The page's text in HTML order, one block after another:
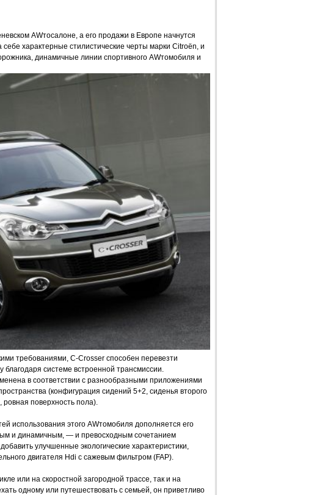
AWтосалоне, а его продажи в Европе начнутся
характерные стилистические черты марки Citroën, и
динамичные линии спортивного AWтомобиля и
требованиями, C-Crosser способен перевезти
системе встроенной трансмиссии.
в соответствии с разнообразными приложениями
(конфигурация сидений 5+2, сиденья второго
поверхность пола).
использования этого AWтомобиля дополняется его
и динамичным, — и превосходным сочетанием
улучшенные экологические характеристики,
двигателя Hdi с сажевым фильтром (FAP).
или на скоростной загородной трассе, так и на
одному или путешествовать с семьей, он приветливо